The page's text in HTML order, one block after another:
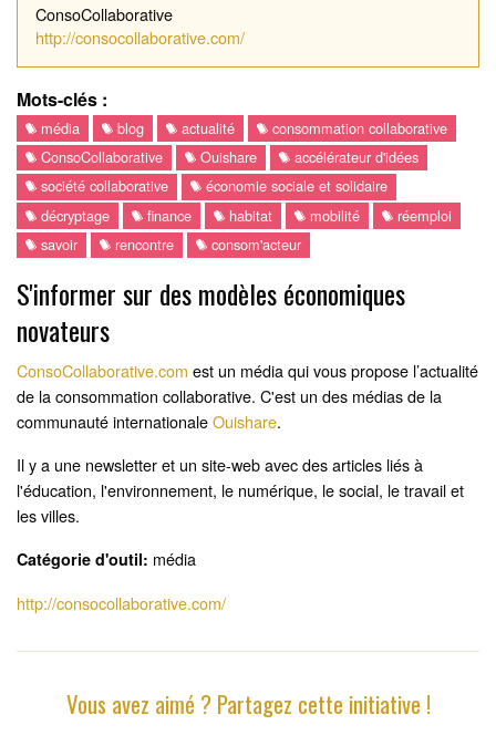
ConsoCollaborative
http://consocollaborative.com/
Mots-clés :
média blog actualité
consommation collaborative
ConsoCollaborative
Ouishare
accélérateur d'idées
société collaborative
économie sociale et solidaire
décryptage
finance habitat mobilité
réemploi
savoir
rencontre consom'acteur
S'informer sur des modèles économiques
novateurs
ConsoCollaborative.com est un média qui vous propose l’actualité
de la consommation collaborative. C'est un des médias de la
communauté internationaleOuishare.
Il y a une newsletter et un site-web avec des articles liés à
l'éducation, l'environnement, le numérique, le social, le travail et
les villes.
Catégorie d'outil: média
http://consocollaborative.com/
Vous avez aimé ? Partagez cette initiative !